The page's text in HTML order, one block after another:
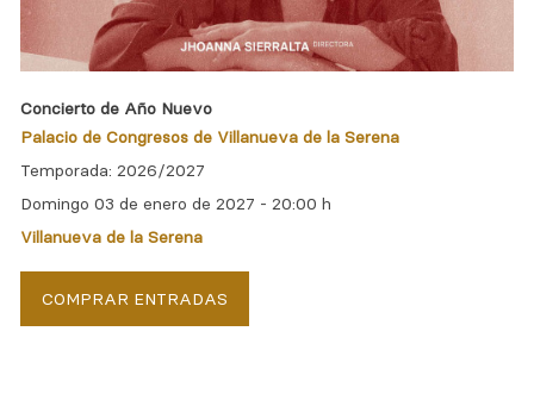
Concierto de Año Nuevo
Palacio de Congresos de Villanueva de la Serena
Temporada: 2026/2027
Domingo 03 de enero de 2027 -20:00 h
Villanueva de la Serena
COMPRAR ENTRADAS